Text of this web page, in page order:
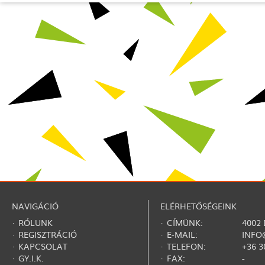
NAVIGÁCIÓ
· RÓLUNK
· REGISZTRÁCIÓ
· KAPCSOLAT
· GY.I.K.
ELÉRHETŐSÉGEINK
· CÍMÜNK:
4002
· E-MAIL:
· TELEFON:
+36
· FAX:
-